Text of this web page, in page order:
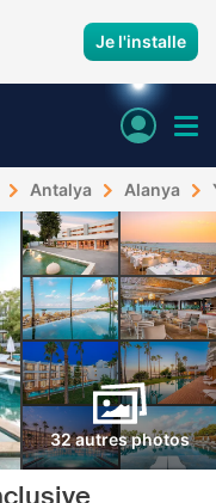
Je l'installe
Antalya Alanya
32 autres photos